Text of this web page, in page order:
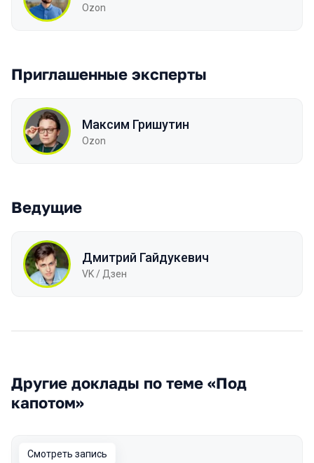
Ozon
Приглашенные эксперты
Максим Гришутин
Ozon
Ведущие
Дмитрий Гайдукевич
VK / Дзен
Другие доклады по теме «Под
капотом»
Смотреть запись